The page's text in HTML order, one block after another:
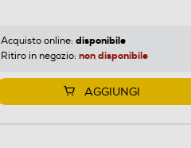
Acquisto online: disponibile
Ritiro in negozio: non disponibile
AGGIUNGI